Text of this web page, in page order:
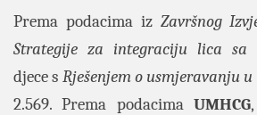
Prema podacima iz Završnog
Strategije za integraciju lica sa
djece s Rješenjem o usmjeravanju
2.569. Prema podacima UMHCG